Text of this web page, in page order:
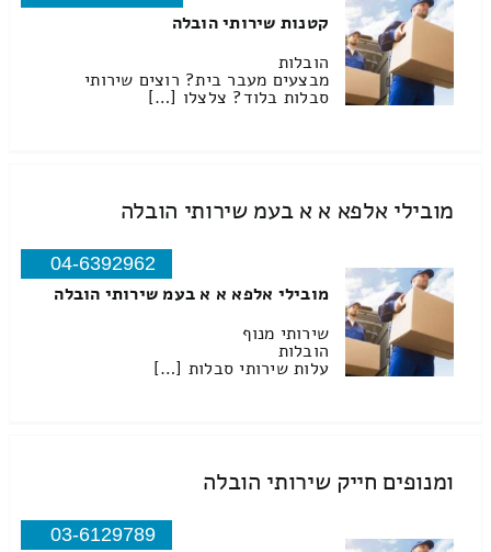
קטנות שירותי הובלה
הובלות
מבצעים מעבר בית? רוצים שירותי
סבלות בלוד? צלצלו […]
מובילי אלפא א א בעמ שירותי הובלה
04-6392962
מובילי אלפא א א בעמ שירותי הובלה
שירותי מנוף
הובלות
עלות שירותי סבלות […]
ומנופים חייק שירותי הובלה
03-6129789